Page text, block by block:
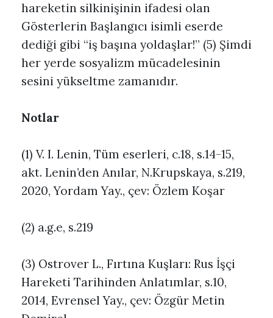
hareketin silkinişinin ifadesi olan
Gösterlerin Başlangıcı isimli eserde
dediği gibi “iş başına yoldaşlar!” (5) Şimdi
her yerde sosyalizm mücadelesinin
sesini yükseltme zamanıdır.
Notlar
(1) V. I. Lenin, Tüm eserleri, c.18, s.14-15,
akt. Lenin’den Anılar, N.Krupskaya, s.219,
2020, Yordam Yay., çev: Özlem Koşar
(2) a.g.e, s.219
(3) Ostrover L., Fırtına Kuşları: Rus İşçi
Hareketi Tarihinden Anlatımlar, s.10,
2014, Evrensel Yay., çev: Özgür Metin